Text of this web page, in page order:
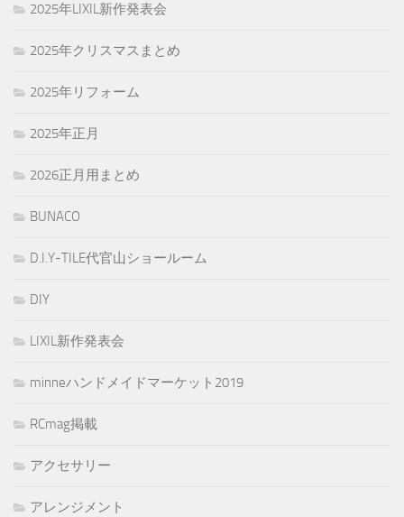
2025年LIXIL新作発表会
2025年クリスマスまとめ
2025年リフォーム
2025年正月
2026正月用まとめ
BUNACO
D.I.Y-TILE代官山ショールーム
DIY
LIXIL新作発表会
minneハンドメイドマーケット2019
RCmag掲載
アクセサリー
アレンジメント